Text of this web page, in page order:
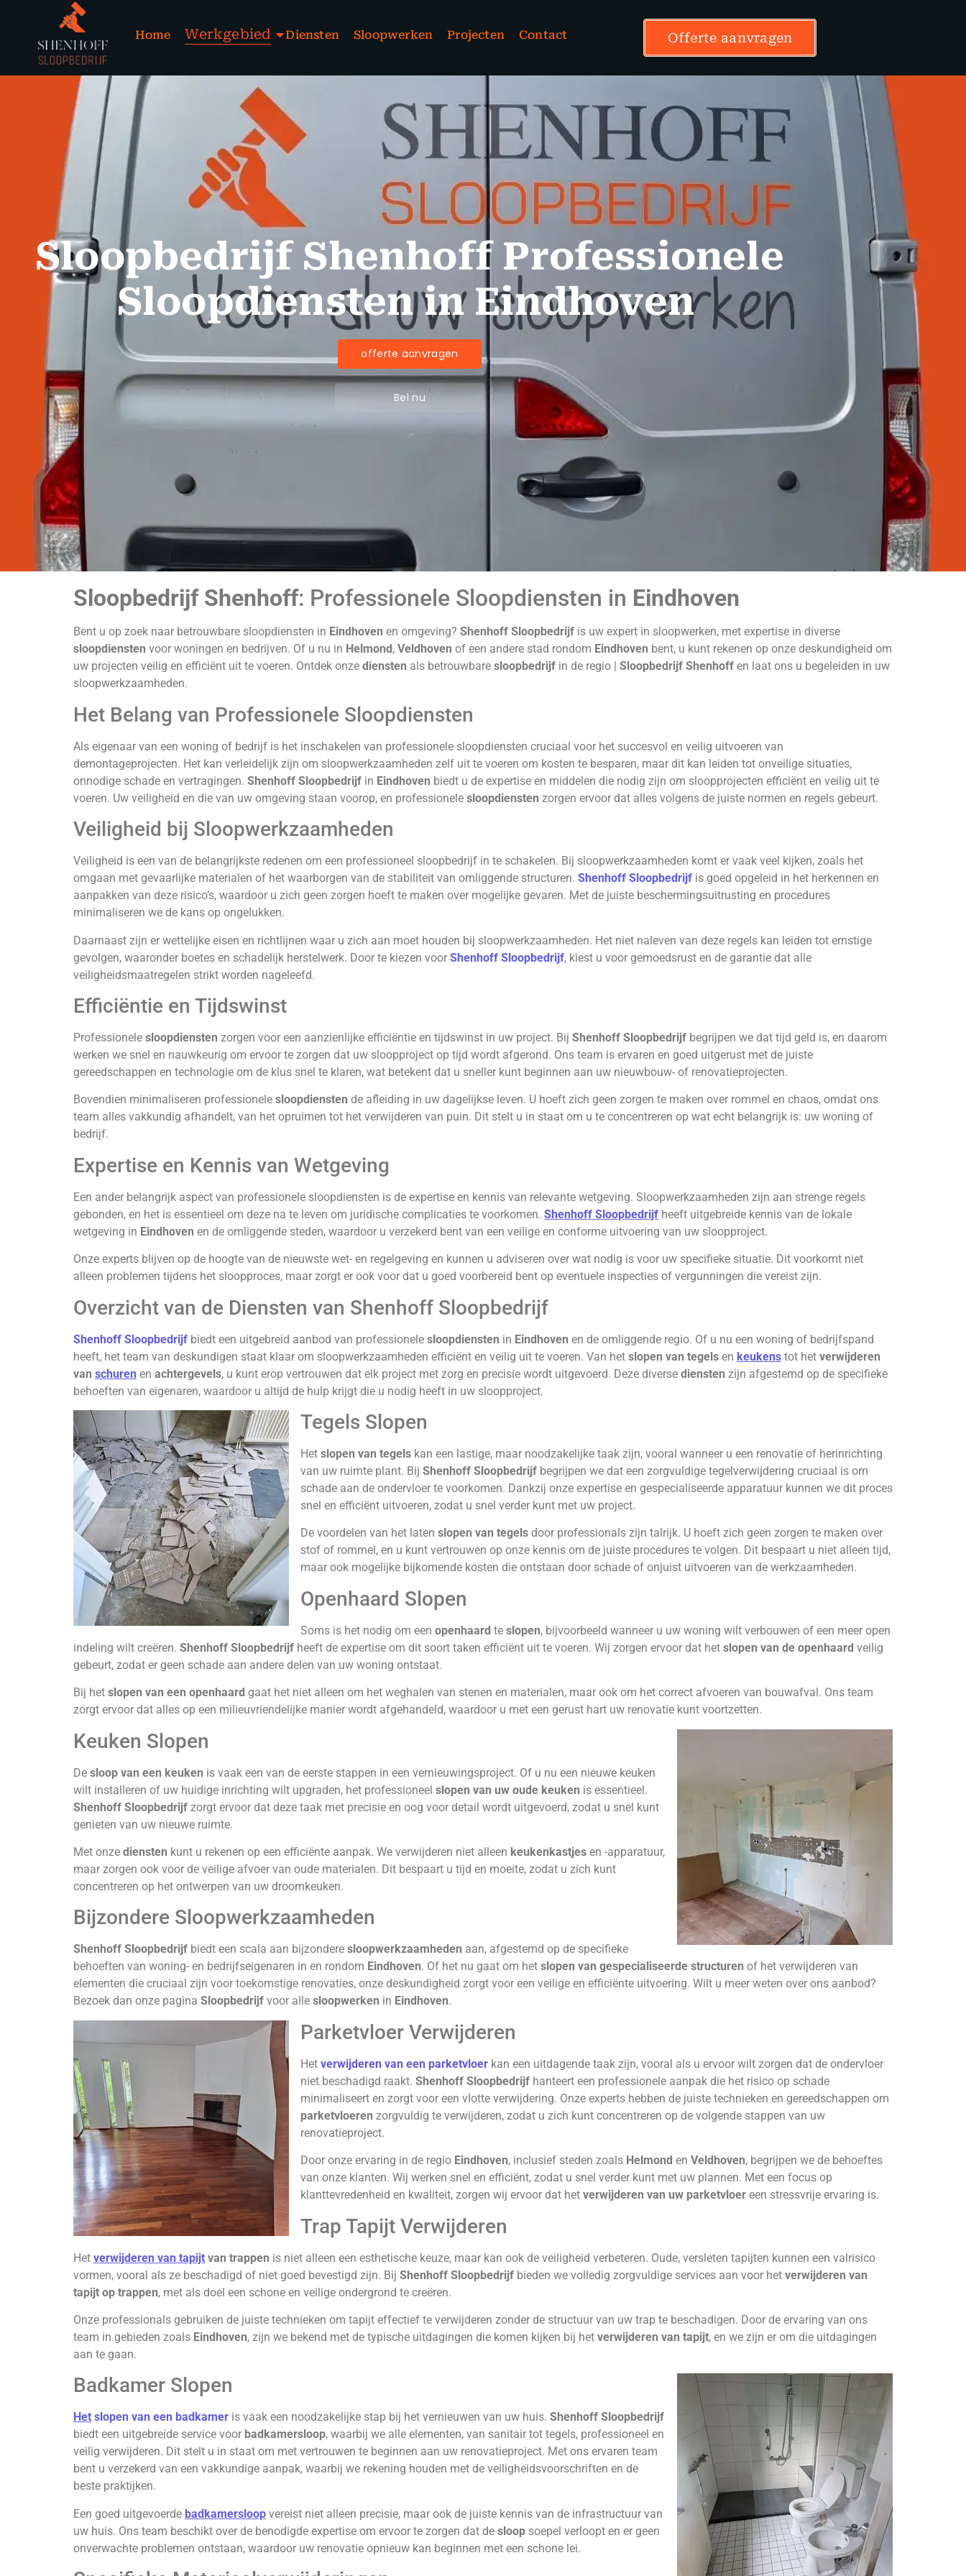
Home Werkgebied Diensten Sloopwerken Projecten Contact Offerte aanvragen
Sloopbedrijf Shenhoff Professionele
Sloopdiensten in Eindhoven
offerte aanvragen
Bel nu
Sloopbedrijf Shenhoff: Professionele Sloopdiensten in Eindhoven
Bent u op zoek naar betrouwbare sloopdiensten in Eindhoven en omgeving? Shenhoff Sloopbedrijf is uw expert in sloopwerken, met expertise in diverse
sloopdiensten voor woningen en bedrijven. Of u nu in Helmond , Veldhoven of een andere stad rondom Eindhoven bent, u kunt rekenen op onze deskundigheid om
uw projecten veilig en efficiënt uit te voeren. Ontdek onze diensten als betrouwbare sloopbedrijf in de regio | Sloopbedrijf Shenhoff en laat ons u begeleiden in uw
sloopwerkzaamheden.
Het Belang van Professionele Sloopdiensten
Als eigenaar van een woning of bedrijf is het inschakelen van professionele sloopdiensten cruciaal voor het succesvol en veilig uitvoeren van
demontageprojecten. Het kan verleidelijk zijn om sloopwerkzaamheden zelf uit te voeren om kosten te besparen, maar dit kan leiden tot onveilige situaties,
onnodige schade en vertragingen. Shenhoff Sloopbedrijf in Eindhoven biedt u de expertise en middelen die nodig zijn om sloopprojecten efficiënt en veilig uit te
voeren. Uw veiligheid en die van uw omgeving staan voorop, en professionele sloopdiensten zorgen ervoor dat alles volgens de juiste normen en regels gebeurt.
Veiligheid bij Sloopwerkzaamheden
Veiligheid is een van de belangrijkste redenen om een professioneel sloopbedrijf in te schakelen. Bij sloopwerkzaamheden komt er vaak veel kijken, zoals het
omgaan met gevaarlijke materialen of het waarborgen van de stabiliteit van omliggende structuren. Shenhoff Sloopbedrijf is goed opgeleid in het herkennen en
aanpakken van deze risico’s, waardoor u zich geen zorgen hoeft te maken over mogelijke gevaren. Met de juiste beschermingsuitrusting en procedures
minimaliseren we de kans op ongelukken.
Daarnaast zijn er wettelijke eisen en richtlijnen waar u zich aan moet houden bij sloopwerkzaamheden. Het niet naleven van deze regels kan leiden tot ernstige
gevolgen, waaronder boetes en schadelijk herstelwerk. Door te kiezen voor Shenhoff Sloopbedrijf, kiest u voor gemoedsrust en de garantie dat alle
veiligheidsmaatregelen strikt worden nageleefd.
Efficiëntie en Tijdswinst
Professionele sloopdiensten zorgen voor een aanzienlijke efficiëntie en tijdswinst in uw project. Bij Shenhoff Sloopbedrijf begrijpen we dat tijd geld is, en daarom
werken we snel en nauwkeurig om ervoor te zorgen dat uw sloopproject op tijd wordt afgerond. Ons team is ervaren en goed uitgerust met de juiste
gereedschappen en technologie om de klus snel te klaren, wat betekent dat u sneller kunt beginnen aan uw nieuwbouw- of renovatieprojecten.
Bovendien minimaliseren professionele sloopdiensten de afleiding in uw dagelijkse leven. U hoeft zich geen zorgen te maken over rommel en chaos, omdat ons
team alles vakkundig afhandelt, van het opruimen tot het verwijderen van puin. Dit stelt u in staat om u te concentreren op wat echt belangrijk is: uw woning of
bedrijf.
Expertise en Kennis van Wetgeving
Een ander belangrijk aspect van professionele sloopdiensten is de expertise en kennis van relevante wetgeving. Sloopwerkzaamheden zijn aan strenge regels
gebonden, en het is essentieel om deze na te leven om juridische complicaties te voorkomen. Shenhoff Sloopbedrijf heeft uitgebreide kennis van de lokale
wetgeving in Eindhoven en de omliggende steden, waardoor u verzekerd bent van een veilige en conforme uitvoering van uw sloopproject.
Onze experts blijven op de hoogte van de nieuwste wet- en regelgeving en kunnen u adviseren over wat nodig is voor uw specifieke situatie. Dit voorkomt niet
alleen problemen tijdens het sloopproces, maar zorgt er ook voor dat u goed voorbereid bent op eventuele inspecties of vergunningen die vereist zijn.
Overzicht van de Diensten van Shenhoff Sloopbedrijf
Shenhoff Sloopbedrijf biedt een uitgebreid aanbod van professionele sloopdiensten in Eindhoven en de omliggende regio. Of u nu een woning of bedrijfspand
heeft, het team van deskundigen staat klaar om sloopwerkzaamheden efficiënt en veilig uit te voeren. Van het slopen van tegels en keukens tot het verwijderen
van schuren en achtergevels, u kunt erop vertrouwen dat elk project met zorg en precisie wordt uitgevoerd. Deze diverse diensten zijn afgestemd op de specifieke
behoeften van eigenaren, waardoor u altijd de hulp krijgt die u nodig heeft in uw sloopproject.
Tegels Slopen
Het slopen van tegels kan een lastige, maar noodzakelijke taak zijn, vooral wanneer u een renovatie of herinrichting
van uw ruimte plant. Bij Shenhoff Sloopbedrijf begrijpen we dat een zorgvuldige tegelverwijdering cruciaal is om
schade aan de ondervloer te voorkomen. Dankzij onze expertise en gespecialiseerde apparatuur kunnen we dit proces
snel en efficiënt uitvoeren, zodat u snel verder kunt met uw project.
De voordelen van het laten slopen van tegels door professionals zijn talrijk. U hoeft zich geen zorgen te maken over
stof of rommel, en u kunt vertrouwen op onze kennis om de juiste procedures te volgen. Dit bespaart u niet alleen tijd,
maar ook mogelijke bijkomende kosten die ontstaan door schade of onjuist uitvoeren van de werkzaamheden.
Openhaard Slopen
Soms is het nodig om een openhaard te slopen, bijvoorbeeld wanneer u uw woning wilt verbouwen of een meer open
indeling wilt creëren. Shenhoff Sloopbedrijf heeft de expertise om dit soort taken efficiënt uit te voeren. Wij zorgen ervoor dat het slopen van de openhaard veilig
gebeurt, zodat er geen schade aan andere delen van uw woning ontstaat.
Bij het slopen van een openhaard gaat het niet alleen om het weghalen van stenen en materialen, maar ook om het correct afvoeren van bouwafval. Ons team
zorgt ervoor dat alles op een milieuvriendelijke manier wordt afgehandeld, waardoor u met een gerust hart uw renovatie kunt voortzetten.
Keuken Slopen
De sloop van een keuken is vaak een van de eerste stappen in een vernieuwingsproject. Of u nu een nieuwe keuken
wilt installeren of uw huidige inrichting wilt upgraden, het professioneel slopen van uw oude keuken is essentieel.
Shenhoff Sloopbedrijf zorgt ervoor dat deze taak met precisie en oog voor detail wordt uitgevoerd, zodat u snel kunt
genieten van uw nieuwe ruimte.
Met onze diensten kunt u rekenen op een efficiënte aanpak. We verwijderen niet alleen keukenkastjes en -apparatuur,
maar zorgen ook voor de veilige afvoer van oude materialen. Dit bespaart u tijd en moeite, zodat u zich kunt
concentreren op het ontwerpen van uw droomkeuken.
Bijzondere Sloopwerkzaamheden
Shenhoff Sloopbedrijf biedt een scala aan bijzondere sloopwerkzaamheden aan, afgestemd op de specifieke
behoeften van woning- en bedrijfseigenaren in en rondom Eindhoven. Of het nu gaat om het slopen van gespecialiseerde structuren of het verwijderen van
elementen die cruciaal zijn voor toekomstige renovaties, onze deskundigheid zorgt voor een veilige en efficiënte uitvoering. Wilt u meer weten over ons aanbod?
Bezoek dan onze pagina Sloopbedrijf voor alle sloopwerken in Eindhoven.
Parketvloer Verwijderen
Het verwijderen van een parketvloer kan een uitdagende taak zijn, vooral als u ervoor wilt zorgen dat de ondervloer
niet beschadigd raakt. Shenhoff Sloopbedrijf hanteert een professionele aanpak die het risico op schade
minimaliseert en zorgt voor een vlotte verwijdering. Onze experts hebben de juiste technieken en gereedschappen om
parketvloeren zorgvuldig te verwijderen, zodat u zich kunt concentreren op de volgende stappen van uw
renovatieproject.
Door onze ervaring in de regio Eindhoven, inclusief steden zoals Helmond en Veldhoven, begrijpen we de behoeftes
van onze klanten. Wij werken snel en efficiënt, zodat u snel verder kunt met uw plannen. Met een focus op
klanttevredenheid en kwaliteit, zorgen wij ervoor dat het verwijderen van uw parketvloer een stressvrije ervaring is.
Trap Tapijt Verwijderen
Het verwijderen van tapijt van trappen is niet alleen een esthetische keuze, maar kan ook de veiligheid verbeteren. Oude, versleten tapijten kunnen een valrisico
vormen, vooral als ze beschadigd of niet goed bevestigd zijn. Bij Shenhoff Sloopbedrijf bieden we volledig zorgvuldige services aan voor het verwijderen van
tapijt op trappen, met als doel een schone en veilige ondergrond te creëren.
Onze professionals gebruiken de juiste technieken om tapijt effectief te verwijderen zonder de structuur van uw trap te beschadigen. Door de ervaring van ons
team in gebieden zoals Eindhoven, zijn we bekend met de typische uitdagingen die komen kijken bij het verwijderen van tapijt, en we zijn er om die uitdagingen
aan te gaan.
Badkamer Slopen
Het slopen van een badkamer is vaak een noodzakelijke stap bij het vernieuwen van uw huis. Shenhoff Sloopbedrijf
biedt een uitgebreide service voor badkamersloop, waarbij we alle elementen, van sanitair tot tegels, professioneel en
veilig verwijderen. Dit stelt u in staat om met vertrouwen te beginnen aan uw renovatieproject. Met ons ervaren team
bent u verzekerd van een vakkundige aanpak, waarbij we rekening houden met de veiligheidsvoorschriften en de
beste praktijken.
Een goed uitgevoerde badkamersloop vereist niet alleen precisie, maar ook de juiste kennis van de infrastructuur van
uw huis. Ons team beschikt over de benodigde expertise om ervoor te zorgen dat de sloop soepel verloopt en er geen
onverwachte problemen ontstaan, waardoor uw renovatie opnieuw kan beginnen met een schone lei.